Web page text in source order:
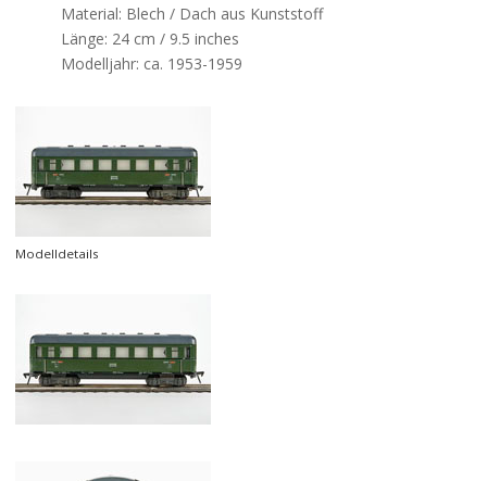
Material: Blech / Dach aus Kunststoff
Länge: 24 cm / 9.5 inches
Modelljahr: ca. 1953-1959
Modelldetails